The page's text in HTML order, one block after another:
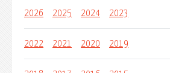
2026 2025 2024 2023
2022 2021 2020 2019